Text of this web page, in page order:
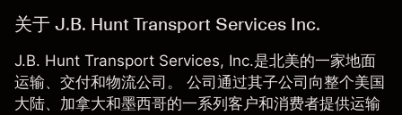
关于 J.B. Hunt Transport Services Inc.
J.B. Hunt Transport Services, Inc.是北美的一家地面
运输、交付和物流公司。 公司通过其子公司向整个美国
大陆、加拿大和墨西哥的一系列客户和消费者提供运输